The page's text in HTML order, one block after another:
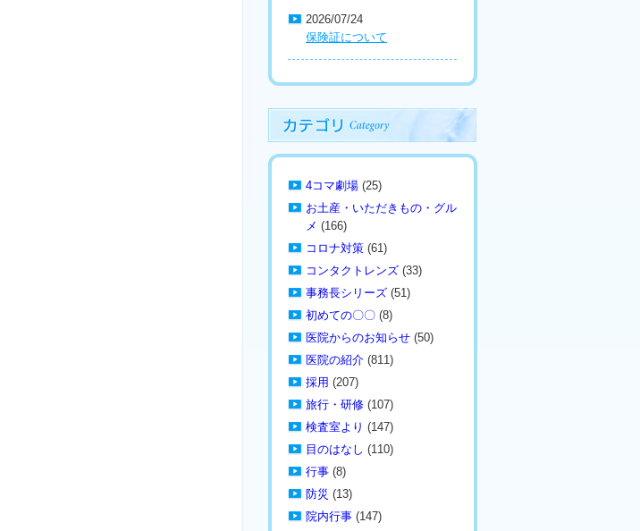
2026/07/24
保険証について
4コマ劇場 (25)
お土産・いただきもの・グル
メ (166)
コロナ対策 (61)
コンタクトレンズ (33)
事務長シリーズ (51)
初めての〇〇 (8)
医院からのお知らせ (50)
医院の紹介 (811)
採用 (207)
旅行・研修 (107)
検査室より (147)
目のはなし (110)
行事 (8)
防災 (13)
院内行事 (147)